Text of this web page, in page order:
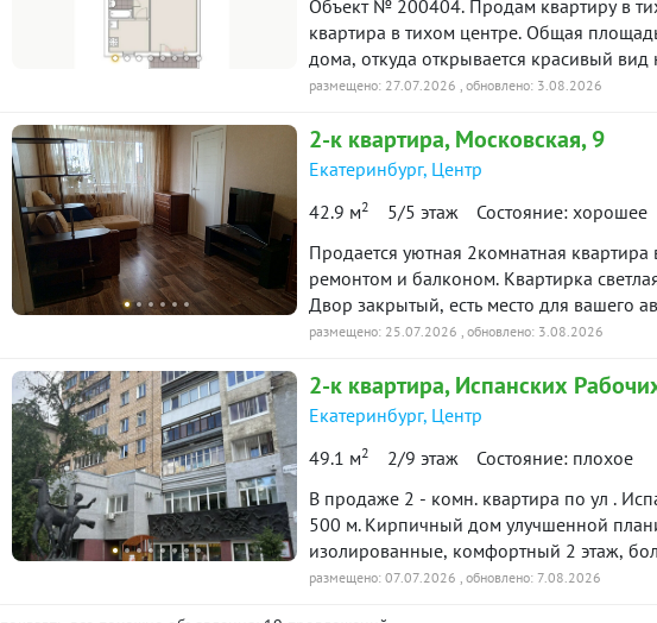
Объект № 200404. Продам квартиру в тихом центре.
квартира в тихом центре. Общая площадь 43,3 кв.м. Квартира расположена на 5 этаже
дома, откуда открывается красивый вид на парк. Квартира распашонка,
стороны (во двор и на парк). Тихий двор. В квартире установлены: Качественные
установлены счетчики ХВС,ГВС. Квартира оборудована всем необходимым для
проживания. Чистый подъезд, приличные соседи. Район с развитой
пешей доступности магазины
поликлиника. Документы готовы к сделке, один взрослый собственник, без обременений
и долгов. Показ в удобное для Вас время, по предварительной договоренности.
***Гарантийный сертификат «Защита
размещено: 27.07.2026 , обновлено: 3.08.2026
2-к квартира, Московская, 9
Екатеринбург, Центр
42.9 м2 5/5 этаж Состояние: хорошее
Продается уютная 2комнатная
ремонтом и балконом. Квартирка
Двор закрытый, есть место для вашего
поликлиника рядом. ID объекта в
размещено: 25.07.2026 , обновлено: 3.08.2026
2-к квартира, Испанских
Екатеринбург, Центр
49.1 м2 2/9 этаж Состояние: плохое
В продаже 2 - комн. квартира по ул .
500 м. Кирпичный дом улучшенной
изолированные, комфортный 2 этаж,
банки, почта, общественный транспорт.
размещено: 07.07.2026 , обновлено: 7.08.2026